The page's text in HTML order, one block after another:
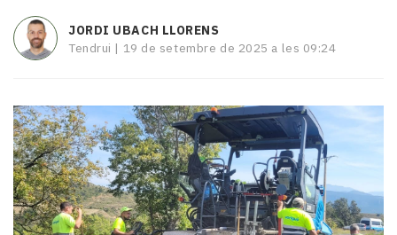
Esports
Mai
i
mitjans
El
temps
Reportatges
Entrevistes
JORDI UBACH LLORENS
Tendrui | 19 de setembre de 2025 a les 09:24